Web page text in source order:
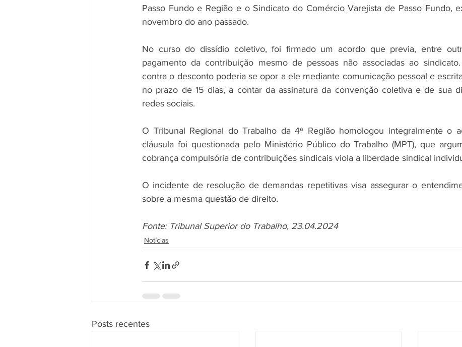
Passo Fundo e Região e o Sindicato do Comércio Varejista de Passo Fundo,
novembro do ano passado.
No curso do dissídio coletivo, foi firmado um acordo que previa, entre
pagamento da contribuição mesmo de pessoas não associadas ao
contra o desconto poderia se opor a ele mediante comunicação pessoal e
no prazo de 15 dias, a contar da assinatura da convenção coletiva e de sua
redes sociais.
O Tribunal Regional do Trabalho da 4ª Região homologou integralmente o
cláusula foi questionada pelo Ministério Público do Trabalho (MPT), que
cobrança compulsória de contribuições sindicais viola a liberdade sindical
O incidente de resolução de demandas repetitivas visa assegurar o
sobre a mesma questão de direito.
Fonte: Tribunal Superior do Trabalho, 23.04.2024
Notícias
Posts recentes